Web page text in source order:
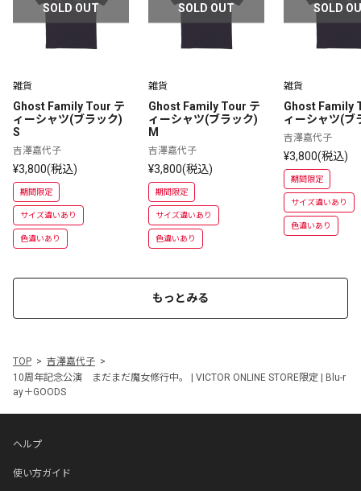
SOLD OUT
雑貨
Ghost Family Tour テ
ィーシャツ(ブラック)
S
吉澤嘉代子
¥3,800(税込)
期間限定
サイズ違いあり
色違いあり
SOLD OUT
雑貨
Ghost Family Tour テ
ィーシャツ(ブラック)
M
吉澤嘉代子
¥3,800(税込)
期間限定
サイズ違いあり
色違いあり
SOLD
雑貨
Ghost Family
ィーシャツ(ブ
吉澤嘉代子
¥3,800(税込)
期間限定
サイズ違いあり
色違いあり
もっとみる
TOP
吉澤嘉代子
10周年記念公演 まだまだ魔女修行中。 | VICTOR ONLINE STORE限定 | Blu-r
ay＋GOODS
ヘルプ
使い方ガイド